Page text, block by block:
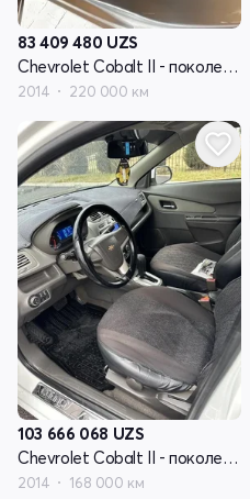
83 409 480 UZS
Chevrolet Cobalt II - поколение
2014 220 000 км
103 666 068 UZS
Chevrolet Cobalt II - поколение
2014 168 000 км